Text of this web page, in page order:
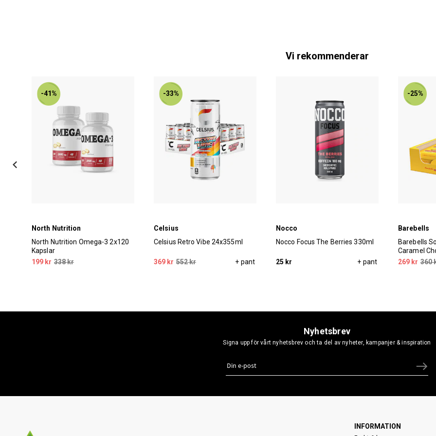
Vi rekommenderar
-41%
North Nutrition
North Nutrition Omega-3 2x120
Kapslar
199 kr 338 kr
-33%
Celsius
Celsius Retro Vibe 24x355ml
369 kr 552 kr + pant
Nocco
Nocco Focus The Berries 330ml
25 kr + pant
-25%
Barebells
Barebells
Caramel
269 kr 360
Nyhetsbrev
Signa upp för vårt nyhetsbrev och ta del av nyheter, kampanjer & inspiration
INFORMATION